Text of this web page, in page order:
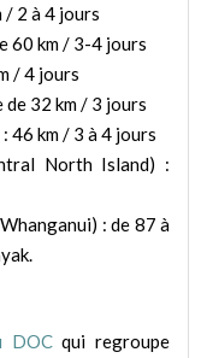
/ 2 à 4 jours
60 km / 3-4 jours
/ 4 jours
de 32 km / 3 jours
46 km / 3 à 4 jours
North Island) :
: de 87 à
DOCqui regroupe